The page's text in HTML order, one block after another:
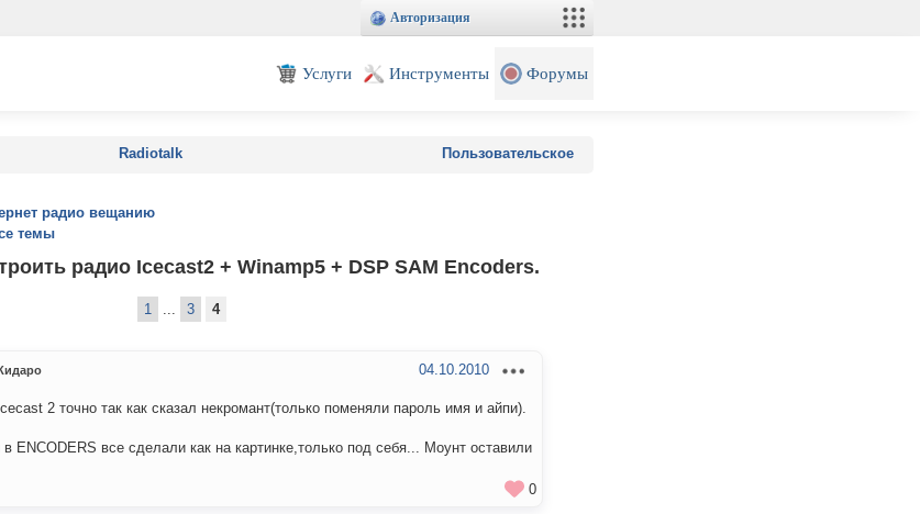
Авторизация
Услуги Инструменты Форумы
Radiotalk Пользовательское
радио вещанию
темы
радио Icecast2 + Winamp5 + DSP SAM Encoders.
1 ... 3 4
04.10.2010
2 точно так как сказал некромант(только поменяли пароль имя и айпи).
ENCODERS все сделали как на картинке,только под себя... Моунт оставили
0